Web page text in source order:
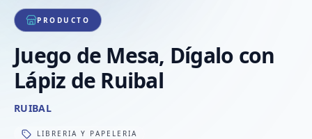
PRODUCTO
Juego de Mesa, Dígalo con
Lápiz de Ruibal
RUIBAL
LIBRERIA Y PAPELERIA